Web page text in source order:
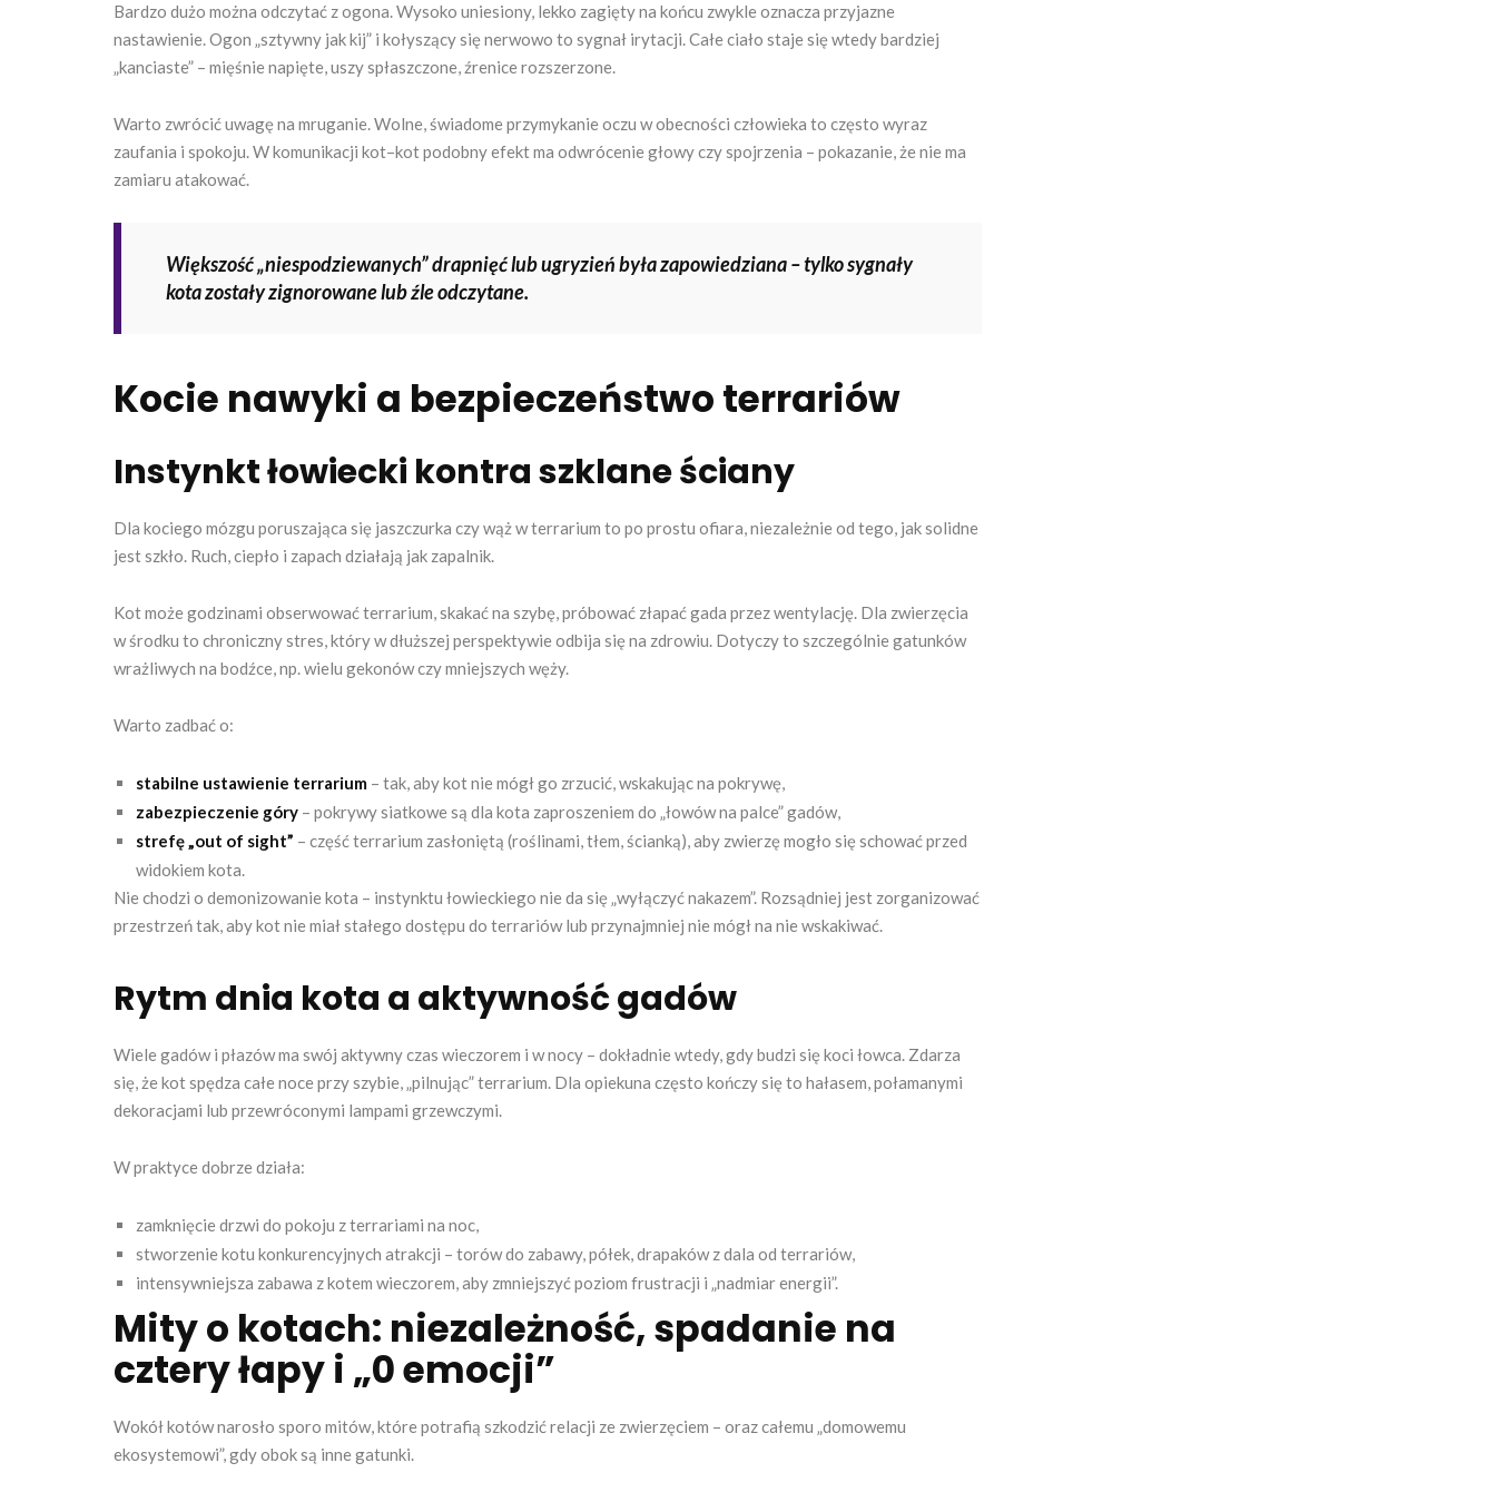
Bardzo dużo można odczytać z ogona. Wysoko uniesiony, lekko zagięty na końcu zwykle oznacza przyjazne
nastawienie. Ogon „sztywny jak kij” i kołyszący się nerwowo to sygnał irytacji. Całe ciało staje się wtedy bardziej
„kanciaste” – mięśnie napięte, uszy spłaszczone, źrenice rozszerzone.
Warto zwrócić uwagę na mruganie. Wolne, świadome przymykanie oczu w obecności człowieka to często wyraz
zaufania i spokoju. W komunikacji kot–kot podobny efekt ma odwrócenie głowy czy spojrzenia – pokazanie, że nie ma
zamiaru atakować.
Większość „niespodziewanych” drapnięć lub ugryzień była zapowiedziana – tylko sygnały
kota zostały zignorowane lub źle odczytane.
Kocie nawyki a bezpieczeństwo terrariów
Instynkt łowiecki kontra szklane ściany
Dla kociego mózgu poruszająca się jaszczurka czy wąż w terrarium to po prostu ofiara, niezależnie od tego, jak solidne
jest szkło. Ruch, ciepło i zapach działają jak zapalnik.
Kot może godzinami obserwować terrarium, skakać na szybę, próbować złapać gada przez wentylację. Dla zwierzęcia
w środku to chroniczny stres, który w dłuższej perspektywie odbija się na zdrowiu. Dotyczy to szczególnie gatunków
wrażliwych na bodźce, np. wielu gekonów czy mniejszych węży.
Warto zadbać o:
stabilne ustawienie terrarium – tak, aby kot nie mógł go zrzucić, wskakując na pokrywę,
zabezpieczenie góry – pokrywy siatkowe są dla kota zaproszeniem do „łowów na palce” gadów,
strefę „out of sight” – część terrarium zasłoniętą (roślinami, tłem, ścianką), aby zwierzę mogło się schować przed
widokiem kota.
Nie chodzi o demonizowanie kota – instynktu łowieckiego nie da się „wyłączyć nakazem”. Rozsądniej jest zorganizować
przestrzeń tak, aby kot nie miał stałego dostępu do terrariów lub przynajmniej nie mógł na nie wskakiwać.
Rytm dnia kota a aktywność gadów
Wiele gadów i płazów ma swój aktywny czas wieczorem i w nocy – dokładnie wtedy, gdy budzi się koci łowca. Zdarza
się, że kot spędza całe noce przy szybie, „pilnując” terrarium. Dla opiekuna często kończy się to hałasem, połamanymi
dekoracjami lub przewróconymi lampami grzewczymi.
W praktyce dobrze działa:
zamknięcie drzwi do pokoju z terrariami na noc,
stworzenie kotu konkurencyjnych atrakcji – torów do zabawy, półek, drapaków z dala od terrariów,
intensywniejsza zabawa z kotem wieczorem, aby zmniejszyć poziom frustracji i „nadmiar energii”.
Mity o kotach: niezależność, spadanie na
cztery łapy i „0 emocji”
Wokół kotów narosło sporo mitów, które potrafią szkodzić relacji ze zwierzęciem – oraz całemu „domowemu
ekosystemowi”, gdy obok są inne gatunki.